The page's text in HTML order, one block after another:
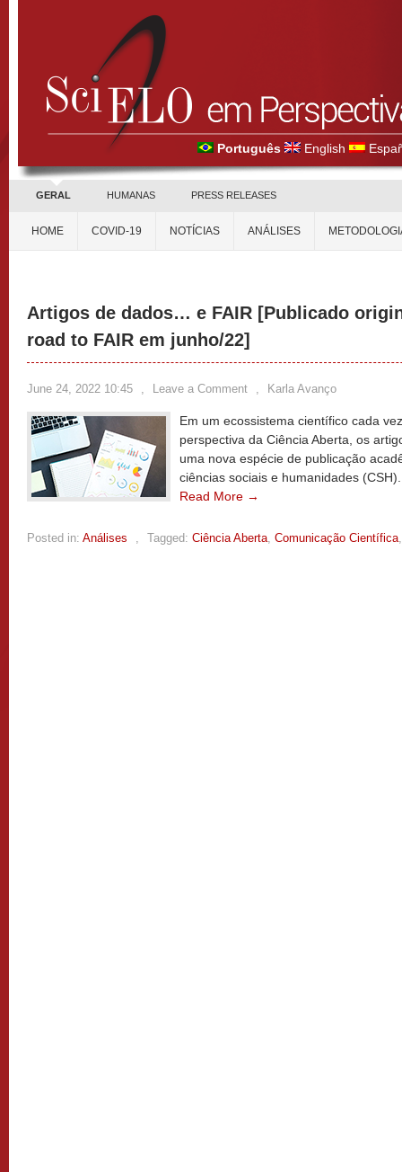
Português English
GERAL HUMANAS PRESS RELEASES
HOME COVID-19 NOTÍCIAS ANÁLISES
Artigos de dados… e FAIR [Publicado
road to FAIR em junho/22]
June 24, 2022 10:45 , Leave a Comment , Karla Avanço
Em um ecossistema científico cada
perspectiva da Ciência Aberta, os
uma nova espécie de publicação
ciências sociais e humanidades (CSH).
Read More →
Posted in: Análises , Tagged: Ciência Aberta, Comunicação Científica